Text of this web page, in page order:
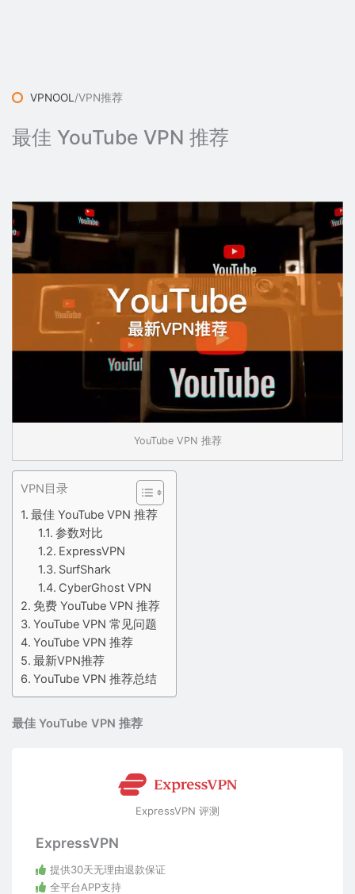
VPNOOL /VPN推荐
最佳 YouTube VPN 推荐
YouTube VPN 推荐
VPN目录
最佳 YouTube VPN 推荐
参数对比
ExpressVPN
SurfShark
CyberGhost VPN
免费 YouTube VPN 推荐
YouTube VPN 常见问题
YouTube VPN 推荐
最新VPN推荐
YouTube VPN 推荐总结
最佳 YouTube VPN 推荐
ExpressVPN 评测
ExpressVPN
提供30天无理由退款保证
全平台APP支持